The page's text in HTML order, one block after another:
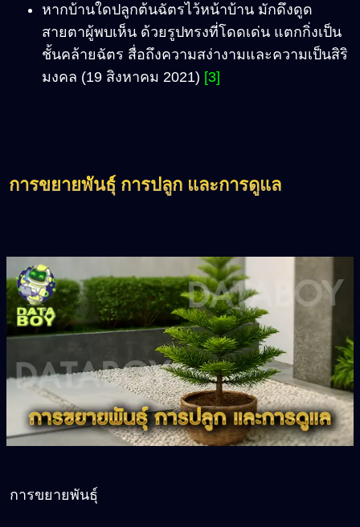
หากบ้านใดปลูกต้นฉัตรไว้หน้าบ้าน มักดึงดูด
สายตาผู้พบเห็น ด้วยรูปทรงที่โดดเด่น แตกกิ่งเป็น
ชั้นคล้ายฉัตร สื่อถึงความสง่างามและความเป็นสิริ
มงคล (19 สิงหาคม 2021) [3]
การขยายพันธุ์ การปลูก และการดูแล
การขยายพันธุ์